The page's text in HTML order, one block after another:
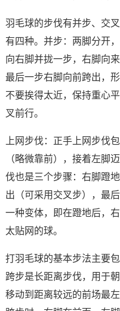
羽毛球的步伐有并步、交
有四种。并步：两脚分开
向右脚并拢一步，右脚向
最后一步右脚向前跨出，
不要挨得太近，保持重心
叉前行。
上网步伐：正手上网步伐
（略微靠前），接着左脚
伐也是三个步骤：右脚蹬
出（可采用交叉步），最
一种变体，即在蹬地后，
太贴网的球。
打羽毛球的基本步法主要
跨步是长距离步伐，用于
移动到距离较远的前场最